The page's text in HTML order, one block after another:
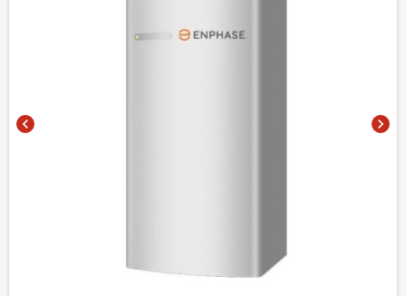
chevron_left chevron_right